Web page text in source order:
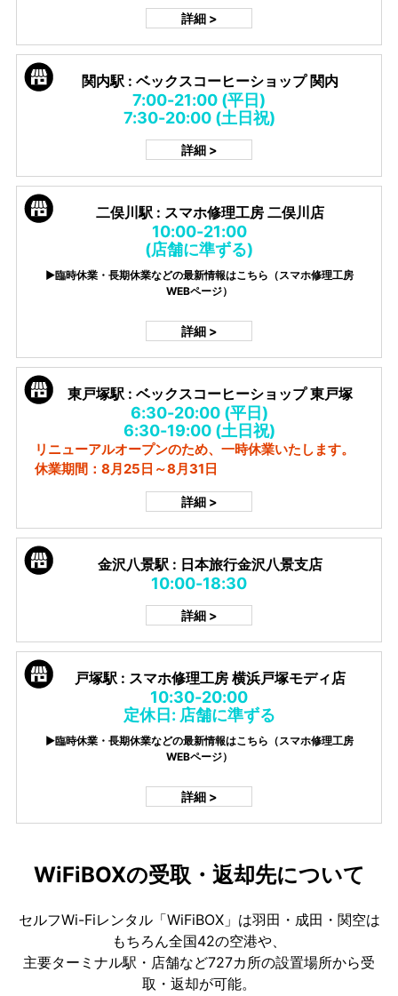
詳細 >
関内駅 : ベックスコーヒーショップ 関内
7:00-21:00 (平日)
7:30-20:00 (土日祝)
詳細 >
二俣川駅 : スマホ修理工房 二俣川店
10:00-21:00
(店舗に準ずる)
▶臨時休業・長期休業などの最新情報はこちら（スマホ修理工房
WEBページ）
詳細 >
東戸塚駅 : ベックスコーヒーショップ 東戸塚
6:30-20:00 (平日)
6:30-19:00 (土日祝)
リニューアルオープンのため、一時休業いたします。
休業期間：8月25日～8月31日
詳細 >
金沢八景駅 : 日本旅行金沢八景支店
10:00-18:30
詳細 >
戸塚駅 : スマホ修理工房 横浜戸塚モディ店
10:30-20:00
定休日: 店舗に準ずる
▶臨時休業・長期休業などの最新情報はこちら（スマホ修理工房
WEBページ）
詳細 >
WiFiBOXの受取・返却先について
セルフWi-Fiレンタル「WiFiBOX」は羽田・成田・関空は
もちろん全国42の空港や、
主要ターミナル駅・店舗など727カ所の設置場所から受
取・返却が可能。